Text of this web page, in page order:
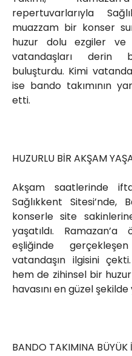
repertuvarlarıyla
muazzam bir konser
huzur dolu ezgiler ve
vatandaşları derin
buluşturdu. Kimi
ise bando takımının
etti.
HUZURLU BİR AKŞAM
Akşam saatlerinde
Sağlıkkent Sitesi’nde,
konserle site
yaşatıldı.
eşliğinde
vatandaşın ilgisini
hem de zihinsel bir
havasını en güzel şekilde
BANDO TAKIMINA BÜYÜK